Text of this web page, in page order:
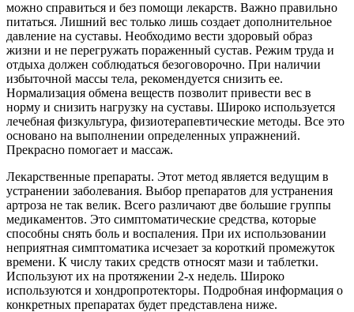
можно справиться и без помощи лекарств. Важно правильно
питаться. Лишний вес только лишь создает дополнительное
давление на суставы. Необходимо вести здоровый образ
жизни и не перегружать пораженный сустав. Режим труда и
отдыха должен соблюдаться безоговорочно. При наличии
избыточной массы тела, рекомендуется снизить ее.
Нормализация обмена веществ позволит привести вес в
норму и снизить нагрузку на суставы. Широко используется
лечебная физкультура, физиотерапевтические методы. Все это
основано на выполнении определенных упражнений.
Прекрасно помогает и массаж.
Лекарственные препараты. Этот метод является ведущим в
устранении заболевания. Выбор препаратов для устранения
артроза не так велик. Всего различают две большие группы
медикаментов. Это симптоматические средства, которые
способны снять боль и воспаления. При их использовании
неприятная симптоматика исчезает за короткий промежуток
времени. К числу таких средств относят мази и таблетки.
Используют их на протяжении 2-х недель. Широко
используются и хондропротекторы. Подробная информация о
конкретных препаратах будет представлена ниже.